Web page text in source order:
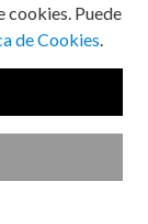
cookies. Puede
de Cookies.
que es el
de él.